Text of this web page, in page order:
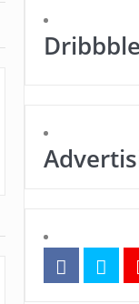
Dribbble